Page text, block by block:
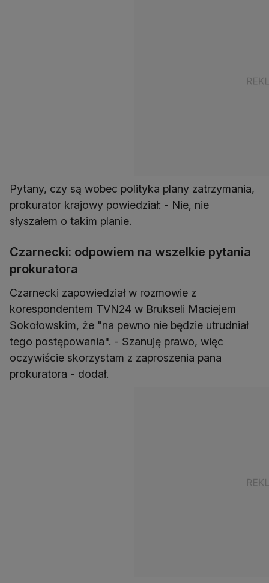
Pytany, czy są wobec polityka plany zatrzymania,
prokurator krajowy powiedział: - Nie, nie
słyszałem o takim planie.
Czarnecki: odpowiem na wszelkie pytania
prokuratora
Czarnecki zapowiedział w rozmowie z
korespondentem TVN24 w Brukseli Maciejem
Sokołowskim, że "na pewno nie będzie utrudniał
tego postępowania". - Szanuję prawo, więc
oczywiście skorzystam z zaproszenia pana
prokuratora - dodał.